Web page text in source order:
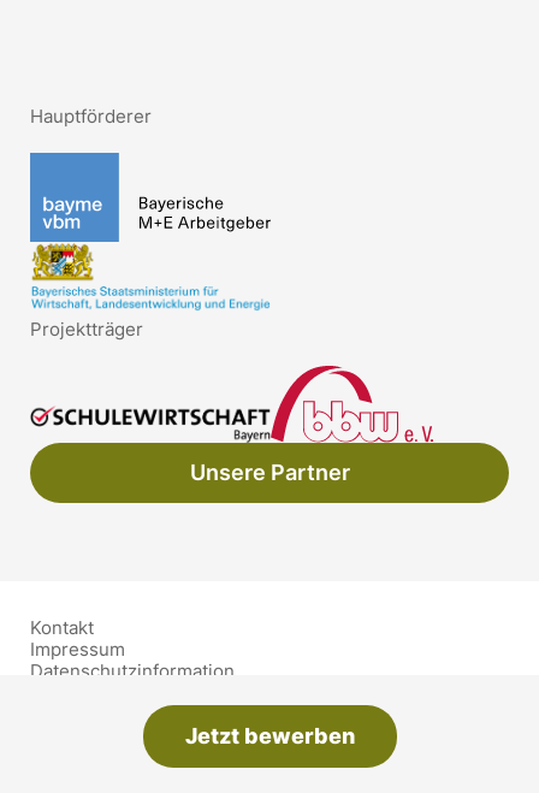
Jetzt bewerben
Hauptförderer
Projektträger
Unsere Partner
Kontakt
Impressum
Datenschutzinformation
Schutzkonzept